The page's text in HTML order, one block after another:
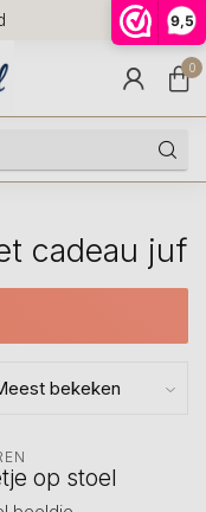
9,5
Voor
huis
9.5
0
cadeau juf
op stoel